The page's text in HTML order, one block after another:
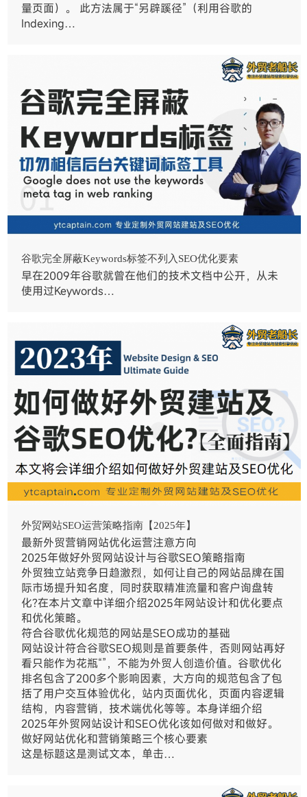
量页面）。 此方法属于“另辟蹊径”（利用谷歌的
Indexing…
谷歌完全屏蔽Keywords标签不列入SEO优化要素
早在2009年谷歌就曾在他们的技术文档中公开，从未
使用过Keywords…
外贸网站SEO运营策略指南【2025年】
最新外贸营销网站优化运营注意方向
2025年做好外贸网站设计与谷歌SEO策略指南
外贸独立站竞争日趋激烈，如何让自己的网站品牌在国
际市场提升知名度，同时获取精准流量和客户询盘转
化?在本片文章中详细介绍2025年网站设计和优化要点
和优化策略。
符合谷歌优化规范的网站是SEO成功的基础
网站设计符合谷歌SEO规则是首要条件，否则网站再好
看只能作为花瓶“”，不能为外贸人创造价值。谷歌优化
排名包含了200多个影响因素，大方向的规范包含了包
括了用户交互体验优化，站内页面优化，页面内容逻辑
结构，内容营销，技术端优化等等。本身详细介绍
2025年外贸网站设计和SEO优化该如何做对和做好。
做好网站优化和营销策略三个核心要素
这是标题这是测试文本，单击…